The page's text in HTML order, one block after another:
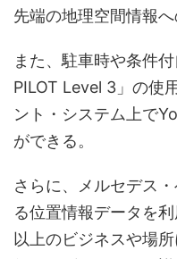
先端の地理空間情報
また、駐車時や条件
PILOT Level 3」の使
ント・システム上で
ができる。
さらに、メルセデス
る位置情報データを
以上のビジネスや場